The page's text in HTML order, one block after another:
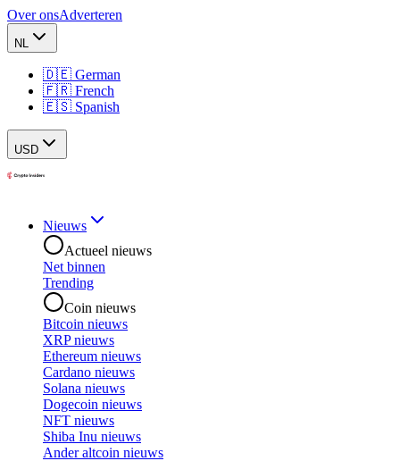
Over onsAdverteren
NL
🇩🇪 German
🇫🇷 French
🇪🇸 Spanish
USD
Nieuws
Actueel nieuws
Net binnen
Trending
Coin nieuws
Bitcoin nieuws
XRP nieuws
Ethereum nieuws
Cardano nieuws
Solana nieuws
Dogecoin nieuws
NFT nieuws
Shiba Inu nieuws
Ander altcoin nieuws